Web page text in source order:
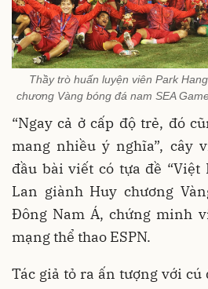
Thầy trò huấn luyện viên Park
chương Vàng bóng đá nam SEA
“Ngay cả ở cấp độ trẻ, đó
mang nhiều ý nghĩa”, cây
đầu bài viết có tựa đề
Lan giành Huy chương
Đông Nam Á, chứng minh
mạng thể thao ESPN.
Tác giả tỏ ra ấn tượng với